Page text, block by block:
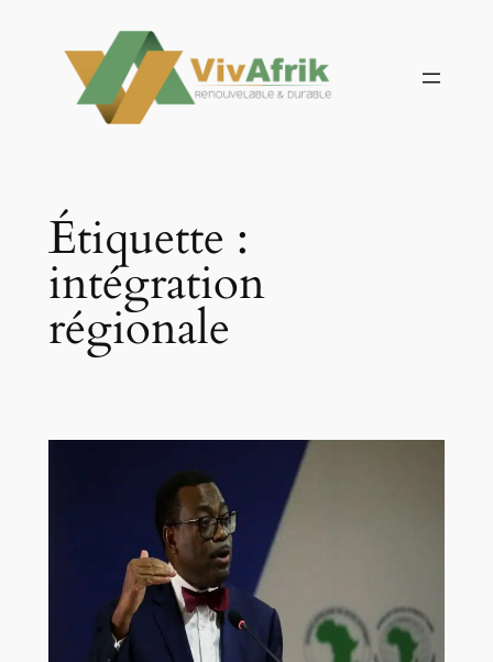
contenu
Étiquette :
intégration
régionale